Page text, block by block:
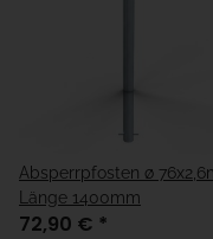
Absperrpfosten ø
Länge 1400mm
72,90 € *